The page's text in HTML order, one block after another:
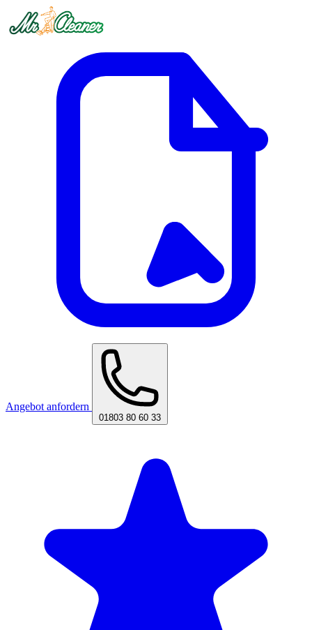
Angebot anfordern
01803 80 60 33